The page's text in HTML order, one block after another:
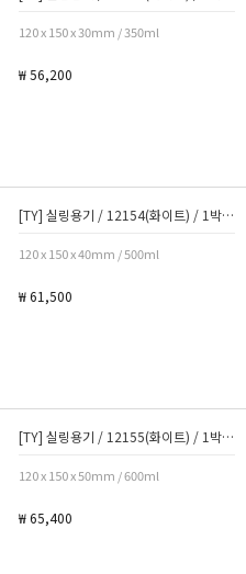
120 x 150 x 30mm / 350ml
₩ 56,200
[TY] 실링용기 / 12154(화이트) / 1박스 1000개
120 x 150 x 40mm / 500ml
₩ 61,500
[TY] 실링용기 / 12155(화이트) / 1박스 1000개
120 x 150 x 50mm / 600ml
₩ 65,400